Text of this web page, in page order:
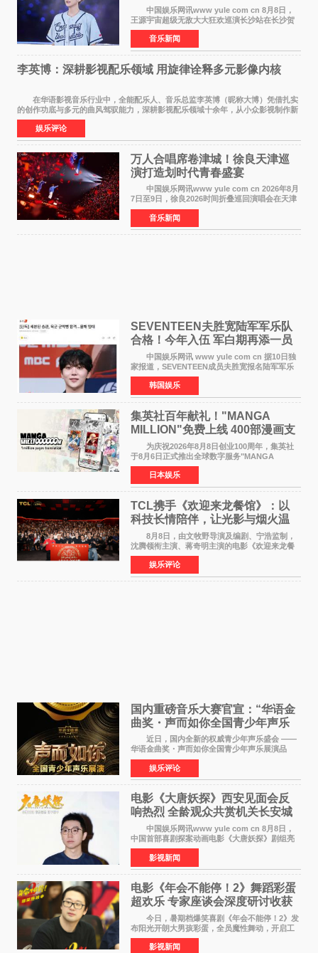
中国娱乐网讯www yule com cn 8月8日，
王源宇宙超级无敌大大狂欢巡演长沙站在长沙贺
龙体育场唱响，这也是王源个人巡演首次登陆长
沙。十年前，王源曾在这座熟悉的城市举办16岁
生日会，从当初的
音乐新闻
李英博：深耕影视配乐领域 用旋律诠释多元影像内核
在华语影视音乐行业中，全能配乐人、音乐总监李英博（昵称大博）凭借扎实
的创作功底与多元的曲风驾驭能力，深耕影视配乐领域十余年，从小众影视制作新
人成长为横跨主旋律电影、动画番剧、网剧
娱乐评论
万人合唱席卷津城！徐良天津巡
演打造划时代青春盛宴
中国娱乐网讯www yule com cn 2026年8月
7日至9日，徐良2026时间折叠巡回演唱会在天津
连续举办三场演出。整场演出凭借扎实的音乐内
容、有温度的舞台叙事与充满巧思的现场设计，
为天津本地及专
音乐新闻
SEVENTEEN夫胜宽陆军军乐队
合格！今年入伍 军白期再添一员
中国娱乐网讯 www yule com cn 据10日独
家报道，SEVENTEEN成员夫胜宽报名陆军军乐
队并合格，预计将于今年入伍，成为组合中又一
位履行国防义务的成员。 目前SEVENTEEN
正全面进入军白期—
韩国娱乐
集英社百年献礼！"MANGA
MILLION"免费上线 400部漫画支
援逾百种语言
为庆祝2026年8月8日创业100周年，集英社
于8月6日正式推出全球数字服务"MANGA
MILLION"，无需注册即可免费阅读近400部漫画
作品，总量达100万页，翻译成100多种语言面向
全球读者开放。该服务预
日本娱乐
TCL携手《欢迎来龙餐馆》：以
科技长情陪伴，让光影与烟火温
暖生活
8月8日，由文牧野导演及编剧、宁浩监制，
沈腾领衔主演、蒋奇明主演的电影《欢迎来龙餐
馆》在上海超前点映，主创团队携影片亮相与观
众提前见面。TCL作为本片独家合作伙伴，在路
演现场设置品牌互
娱乐评论
国内重磅音乐大赛官宣：“华语金
曲奖・声而如你全国青少年声乐
展演” 正式启幕，阿沁出任明星总
评审
近日，国内全新的权威青少年声乐盛会 ——
华语金曲奖・声而如你全国青少年声乐展演品
牌，在湖南长沙隆重举行官宣，国内又一高规格
青少年声乐赛事全面启航。 本赛事由寰宇声
扬联合华语金曲
娱乐评论
电影《大唐妖探》西安见面会反
响热烈 全龄观众共赏机关长安城
中国娱乐网讯www yule com cn 8月8日，
中国首部喜剧探案动画电影《大唐妖探》剧组亮
相西安，举办线下见面会活动。导演程腾、联合
导演黄珉、总制片人曹紫建、制片人李莹莹、领
衔声音出演雷淞然
影视新闻
电影《年会不能停！2》舞蹈彩蛋
超欢乐 专家座谈会深度研讨收获
满满
今日，暑期档爆笑喜剧《年会不能停！2》发
布阳光开朗大男孩彩蛋，全员魔性舞动，开启工
位狂欢模式。影片于昨日同步举办专家座谈会，
导演董润年、总制片人应萝佳出席现场，与一众
影视新闻